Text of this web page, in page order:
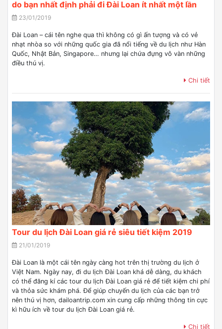
do bạn nhất định phải đi Đài Loan ít nhất một lần
23/01/2019
Đài Loan – cái tên nghe qua thì không có gì ấn tượng và có vẻ
nhạt nhòa so với những quốc gia đã nổi tiếng về du lịch như Hàn
Quốc, Nhật Bản, Singapore… nhưng lại chứa đựng vô vàn những
điều thú vị.
Chi tiết
Tour du lịch Đài Loan giá rẻ siêu tiết kiệm 2019
21/01/2019
Đài Loan là một cái tên ngày càng hot trên thị trường du lịch ở
Việt Nam. Ngày nay, đi du lịch Đài Loan khá dễ dàng, du khách
có thể đăng kí các tour du lịch Đài Loan giá rẻ để tiết kiệm chi phí
và thỏa sức khám phá. Để giúp chuyến du lịch của các bạn trở
nên thú vị hơn, dailoantrip.com xin cung cấp những thông tin cực
kì hữu ích về tour du lịch Đài Loan giá rẻ.
Chi tiết